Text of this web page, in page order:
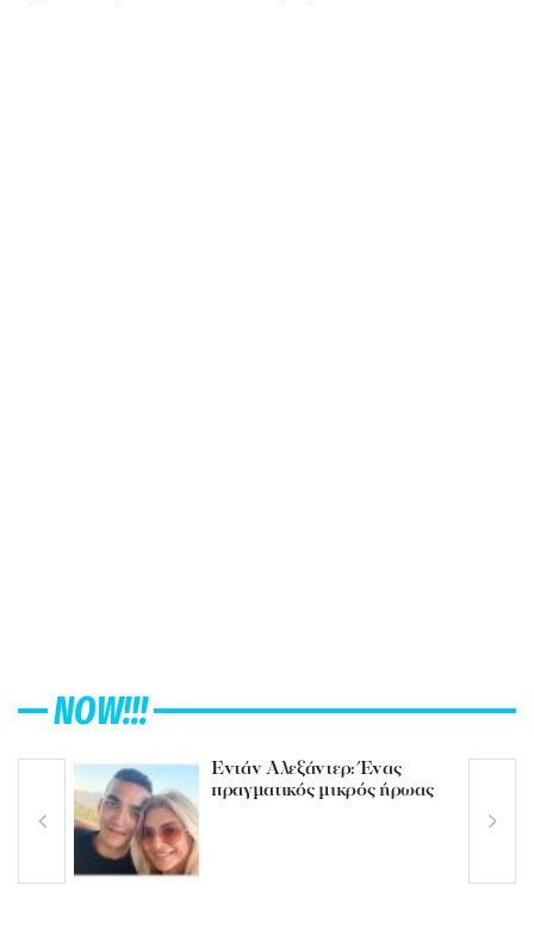
NOW!!!
Εντάν Αλεξάντερ: Ένας
πραγματικός μικρός ήρωας